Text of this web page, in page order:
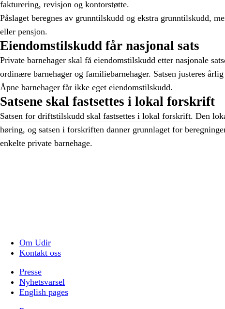
fakturering, revisjon og kontorstøtte.
Påslaget beregnes av grunntilskudd og ekstra grunntilskudd,
eller pensjon.
Eiendomstilskudd får nasjonal sats
Private barnehager skal få eiendomstilskudd etter nasjonale
ordinære barnehager og familiebarnehager. Satsen justeres
Åpne barnehager får ikke eget eiendomstilskudd.
Satsene skal fastsettes i lokal forskrift
Satsen for driftstilskudd skal fastsettes i lokal forskrift. Den
høring, og satsen i forskriften danner grunnlaget for
enkelte private barnehage.
Om Udir
Kontakt oss
Presse
Nyhetsvarsel
English pages